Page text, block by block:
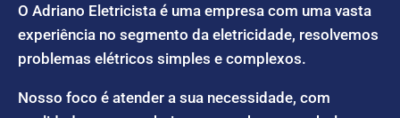
O Adriano Eletricista é uma empresa com uma vasta
experiência no segmento da eletricidade, resolvemos
problemas elétricos simples e complexos.
Nosso foco é atender a sua necessidade, com